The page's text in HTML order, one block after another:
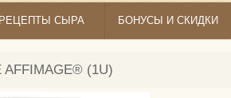
РЕЦЕПТЫ СЫРА БОНУСЫ И СКИДКИ
AFFIMAGE® (1U)